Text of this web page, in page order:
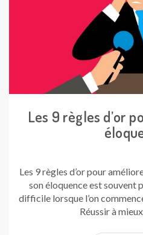
Les 9 règles d’or
Les 9 règles d’or pour
son éloquence est souvent
difficile lorsque l’on
Réussir à